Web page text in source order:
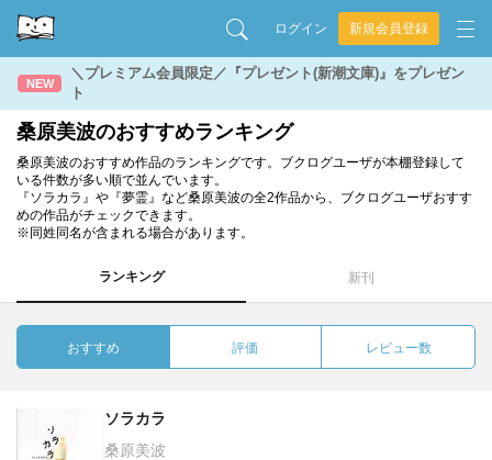
ログイン 新規会員登録
NEW
＼プレミアム会員限定／『プレゼント(新潮文庫)』をプレゼン
ト
桑原美波のおすすめランキング
桑原美波のおすすめ作品のランキングです。ブクログユーザが本棚登録して
いる件数が多い順で並んでいます。
『ソラカラ』や『夢霊』など桑原美波の全2作品から、ブクログユーザおすす
めの作品がチェックできます。
※同姓同名が含まれる場合があります。
ランキング 新刊
おすすめ 評価 レビュー数
ソラカラ
桑原美波